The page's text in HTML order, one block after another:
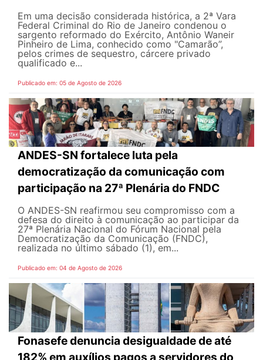
Em uma decisão considerada histórica, a 2ª Vara
Federal Criminal do Rio de Janeiro condenou o
sargento reformado do Exército, Antônio Waneir
Pinheiro de Lima, conhecido como "Camarão”,
pelos crimes de sequestro, cárcere privado
qualificado e...
Publicado em: 05 de Agosto de 2026
ANDES-SN fortalece luta pela
democratização da comunicação com
participação na 27ª Plenária do FNDC
O ANDES-SN reafirmou seu compromisso com a
defesa do direito à comunicação ao participar da
27ª Plenária Nacional do Fórum Nacional pela
Democratização da Comunicação (FNDC),
realizada no último sábado (1), em...
Publicado em: 04 de Agosto de 2026
Fonasefe denuncia desigualdade de até
182% em auxílios pagos a servidores do